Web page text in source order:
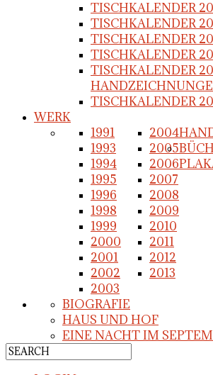
TISCHKALENDER
TISCHKALENDER
TISCHKALENDER
TISCHKALENDER
TISCHKALENDER
TISCHKALENDER
WERK
1991
1993
1994
1995
1996
1998
1999
2000
2001
2002
2003
2004
2005
2006
2007
2008
2009
2010
2011
2012
2013
BIOGRAFIE
HAUS UND HOF
EINE NACHT IM